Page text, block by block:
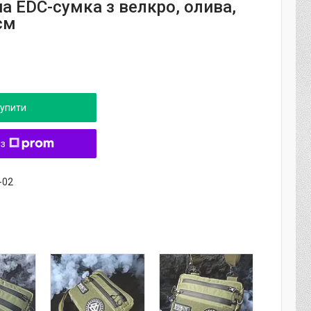
EDC-сумка з велкро, олива,